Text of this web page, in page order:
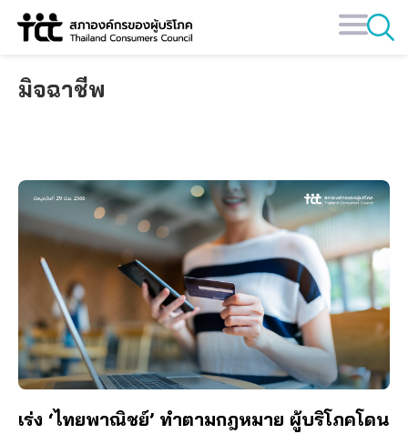
Skip
มิจฉาชีพ
เร่ง ‘ไทยพาณิชย์’ ทำตามกฎหมาย ผู้บริโภคโดน